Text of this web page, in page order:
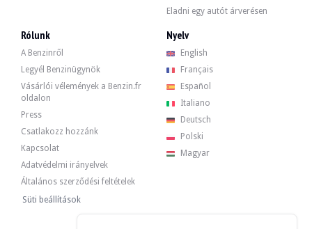
Eladni egy autót árverésen
Rólunk
A Benzinről
Legyél Benzinügynök
Vásárlói vélemények a Benzin.fr
oldalon
Press
Csatlakozz hozzánk
Kapcsolat
Adatvédelmi irányelvek
Általános szerződési feltételek
Süti beállítások
Nyelv
English
Français
Español
Italiano
Deutsch
Polski
Magyar